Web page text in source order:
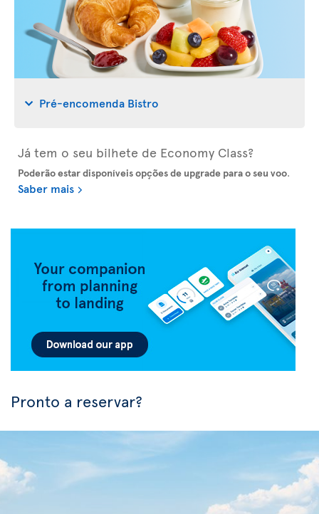
Pré-encomenda Bistro
Já tem o seu bilhete de Economy Class?
Poderão estar disponíveis opções de upgrade para o seu voo.
Saber mais
Pronto a reservar?